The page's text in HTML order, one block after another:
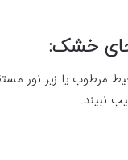
جای خشک:
مرطوب یا زیر نور
نبیند.